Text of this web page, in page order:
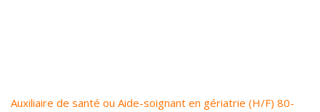
Auxiliaire de santé ou Aide-soignant en gériatrie (H/F) 80-